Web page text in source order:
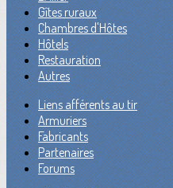
Gîtes ruraux
Chambres d'Hôtes
Hôtels
Restauration
Autres
Liens afférents au tir
Armuriers
Fabricants
Partenaires
Forums